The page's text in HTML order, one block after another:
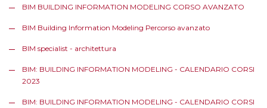
BIM BUILDING INFORMATION MODELING CORSO AVANZATO
BIM Building Information Modeling Percorso avanzato
BIM specialist - architettura
BIM: BUILDING INFORMATION MODELING - CALENDARIO CORSI
2023
BIM: BUILDING INFORMATION MODELING - CALENDARIO CORSI